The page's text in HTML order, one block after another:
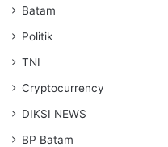
Batam
Politik
TNI
Cryptocurrency
DIKSI NEWS
BP Batam